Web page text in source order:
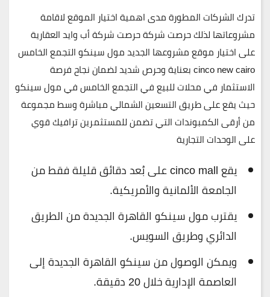
تدرك الشركات المطورة مدى اهمية اختيار الموقع لاقامة
مشروعاتها لذلك حرصت شركة حرصت شركة أب وايد العقارية
على اختيار موقع مشروعها الجديد مول سينكو التجمع الخامس
cinco new cairo بعناية وحرص شديد لضمان نجاح فرصة
الاستثمار في محلات للبيع في التجمع الخامس في مول سينكو
حيث يقع على طريق التسعين الشمالي مباشرة وسط مجموعة
من أرقى الكمبوندات التي تضمن للمستثمرين ترافيك قوي
على الوحدات التجارية
يقع cinco mall على بُعد دقائق قليلة فقط من
الجامعة الألمانية والأمريكية.
يقترب مول سينكو القاهرة الجديدة من الطريق
الدائري وطريق السويس.
ويمكن الوصول من سينكو القاهرة الجديدة إلى
العاصمة الإدارية خلال 20 دقيقة.